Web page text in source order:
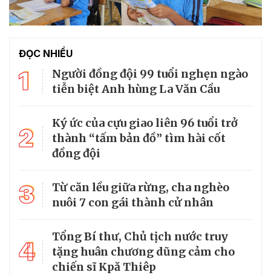
ĐỌC NHIỀU
1
Người đồng đội 99 tuổi nghẹn ngào
tiễn biệt Anh hùng La Văn Cầu
2
Ký ức của cựu giao liên 96 tuổi trở
thành “tấm bản đồ” tìm hài cốt
đồng đội
3
Từ căn lều giữa rừng, cha nghèo
nuôi 7 con gái thành cử nhân
4
Tổng Bí thư, Chủ tịch nước truy
tặng huân chương dũng cảm cho
chiến sĩ Kpă Thiêp